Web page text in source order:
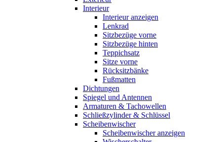
Interieur
Interieur anzeigen
Lenkrad
Sitzbezüge vorne
Sitzbezüge hinten
Teppichsatz
Sitze vorne
Rücksitzbänke
Fußmatten
Dichtungen
Spiegel und Antennen
Armaturen & Tachowellen
Schließzylinder & Schlüssel
Scheibenwischer
Scheibenwischer anzeigen